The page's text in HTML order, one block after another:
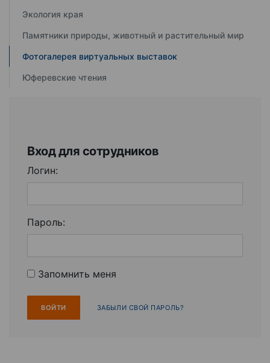
Экология края
Памятники природы, животный и растительный мир
Фотогалерея виртуальных выставок
Юферевские чтения
Вход для сотрудников
Логин:
Пароль:
Запомнить меня
ЗАБЫЛИ СВОЙ ПАРОЛЬ?